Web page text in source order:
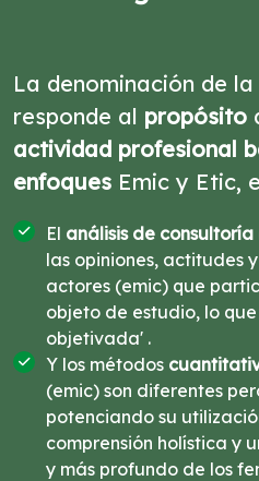
La denominación de
responde al propósito
actividad profesional
enfoques Emic y Etic,
El análisis de consultoría
las opiniones, actitudes
actores (emic) que
objeto de estudio, lo
objetivada' .
Y los métodos
(emic) son diferentes
potenciando su
comprensión holística y
y más profundo de los